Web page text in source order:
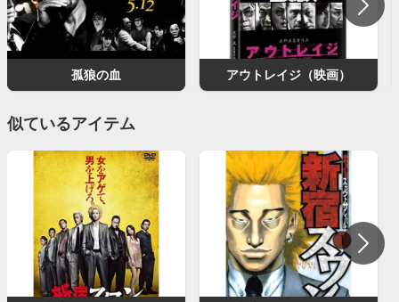
孤狼の血 アウトレイジ（映画）
似ているアイテム